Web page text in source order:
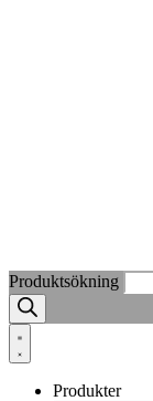
Produktsökning
Produkter